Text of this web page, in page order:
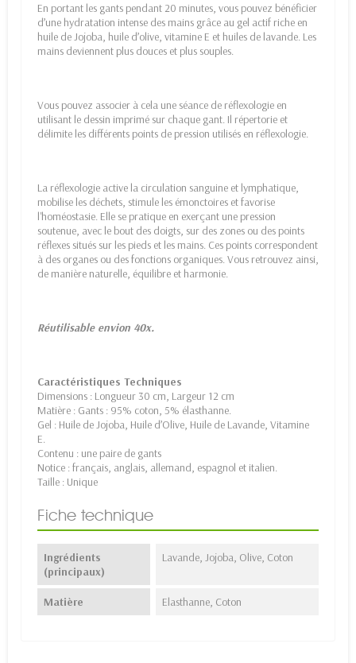
En portant les gants pendant 20 minutes, vous pouvez bénéficier
d’une hydratation intense des mains grâce au gel actif riche en
huile de Jojoba, huile d’olive, vitamine E et huiles de lavande. Les
mains deviennent plus douces et plus souples.
Vous pouvez associer à cela une séance de réflexologie en
utilisant le dessin imprimé sur chaque gant. Il répertorie et
délimite les différents points de pression utilisés en réflexologie.
La réflexologie active la circulation sanguine et lymphatique,
mobilise les déchets, stimule les émonctoires et favorise
l'homéostasie. Elle se pratique en exerçant une pression
soutenue, avec le bout des doigts, sur des zones ou des points
réflexes situés sur les pieds et les mains. Ces points correspondent
à des organes ou des fonctions organiques. Vous retrouvez ainsi,
de manière naturelle, équilibre et harmonie.
Réutilisable envion 40x.
Caractéristiques Techniques
Dimensions : Longueur 30 cm, Largeur 12 cm
Matière : Gants : 95% coton, 5% élasthanne.
Gel : Huile de Jojoba, Huile d’Olive, Huile de Lavande, Vitamine
E.
Contenu : une paire de gants
Notice : français, anglais, allemand, espagnol et italien.
Taille : Unique
Fiche technique
Ingrédients
(principaux)
Lavande, Jojoba, Olive, Coton
Matière Elasthanne, Coton